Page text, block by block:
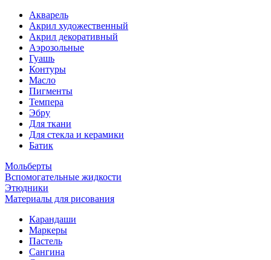
Акварель
Акрил художественный
Акрил декоративный
Аэрозольные
Гуашь
Контуры
Масло
Пигменты
Темпера
Эбру
Для ткани
Для стекла и керамики
Батик
Мольберты
Вспомогательные жидкости
Этюдники
Материалы для рисования
Карандаши
Маркеры
Пастель
Сангина